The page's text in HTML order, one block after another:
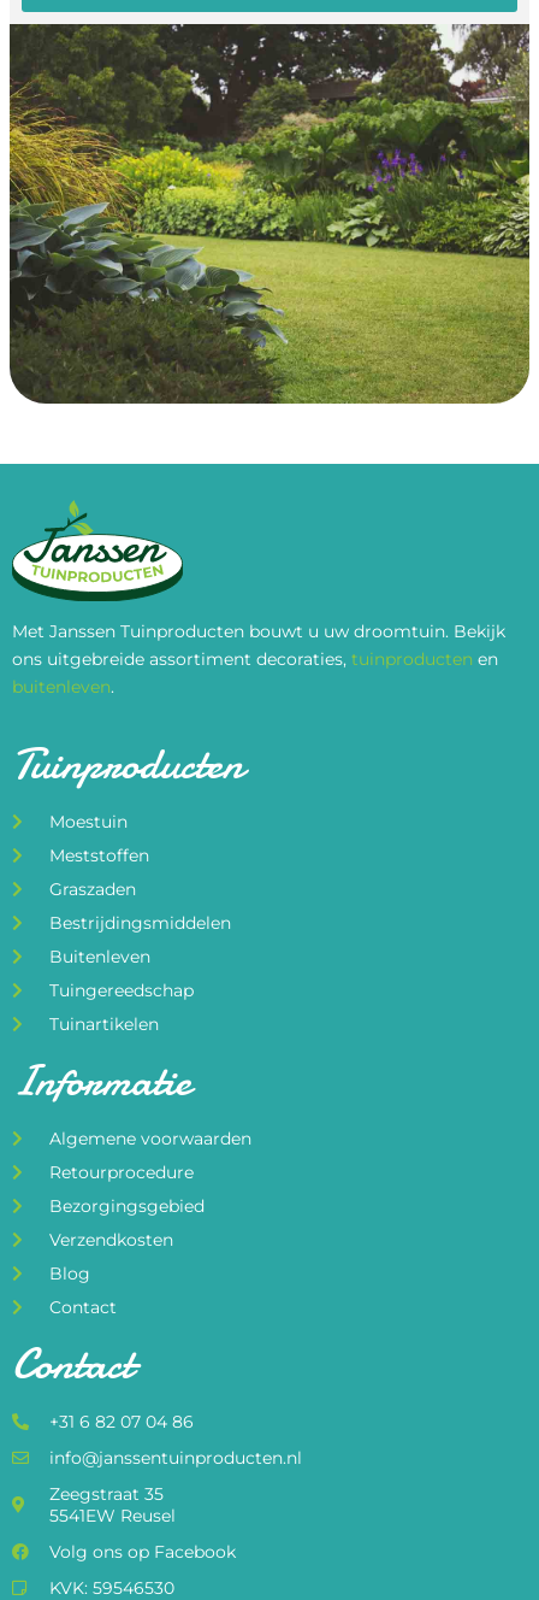
Met Janssen Tuinproducten bouwt u uw droomtuin. Bekijk
ons uitgebreide assortiment decoraties, tuinproducten en
buitenleven.
Tuinproducten
Moestuin
Meststoffen
Graszaden
Bestrijdingsmiddelen
Buitenleven
Tuingereedschap
Tuinartikelen
Informatie
Algemene voorwaarden
Retourprocedure
Bezorgingsgebied
Verzendkosten
Blog
Contact
Contact
+31 6 82 07 04 86
info@janssentuinproducten.nl
Zeegstraat 35
5541EW Reusel
Volg ons op Facebook
KVK: 59546530